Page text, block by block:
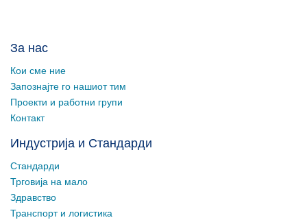
За нас
Кои сме ние
Запознајте го нашиот тим
Проекти и работни групи
Контакт
Индустрија и Стандарди
Стандарди
Трговија на мало
Здравство
Транспорт и логистика